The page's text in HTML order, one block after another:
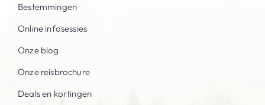
Bestemmingen
Online infosessies
Onze blog
Onze reisbrochure
Deals en kortingen